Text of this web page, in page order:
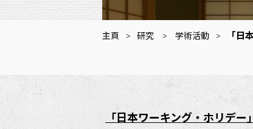
主頁 > 研究 > 学術活動 > 「日
「日本ワーキング・ホリデ